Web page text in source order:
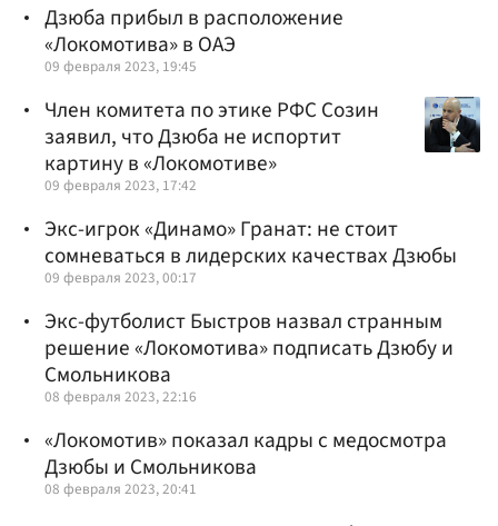
Дзюба прибыл в расположение
«Локомотива» в ОАЭ
09 февраля 2023, 19:45
Член комитета по этике РФС Созин
заявил, что Дзюба не испортит
картину в «Локомотиве»
09 февраля 2023, 17:42
Экс-игрок «Динамо» Гранат: не стоит
сомневаться в лидерских качествах Дзюбы
09 февраля 2023, 00:17
Экс-футболист Быстров назвал странным
решение «Локомотива» подписать Дзюбу и
Смольникова
08 февраля 2023, 22:16
«Локомотив» показал кадры с медосмотра
Дзюбы и Смольникова
08 февраля 2023, 20:41